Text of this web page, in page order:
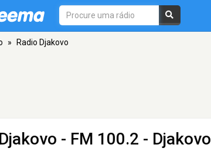
» Radio Djakovo
- FM 100.2 - Djakovo